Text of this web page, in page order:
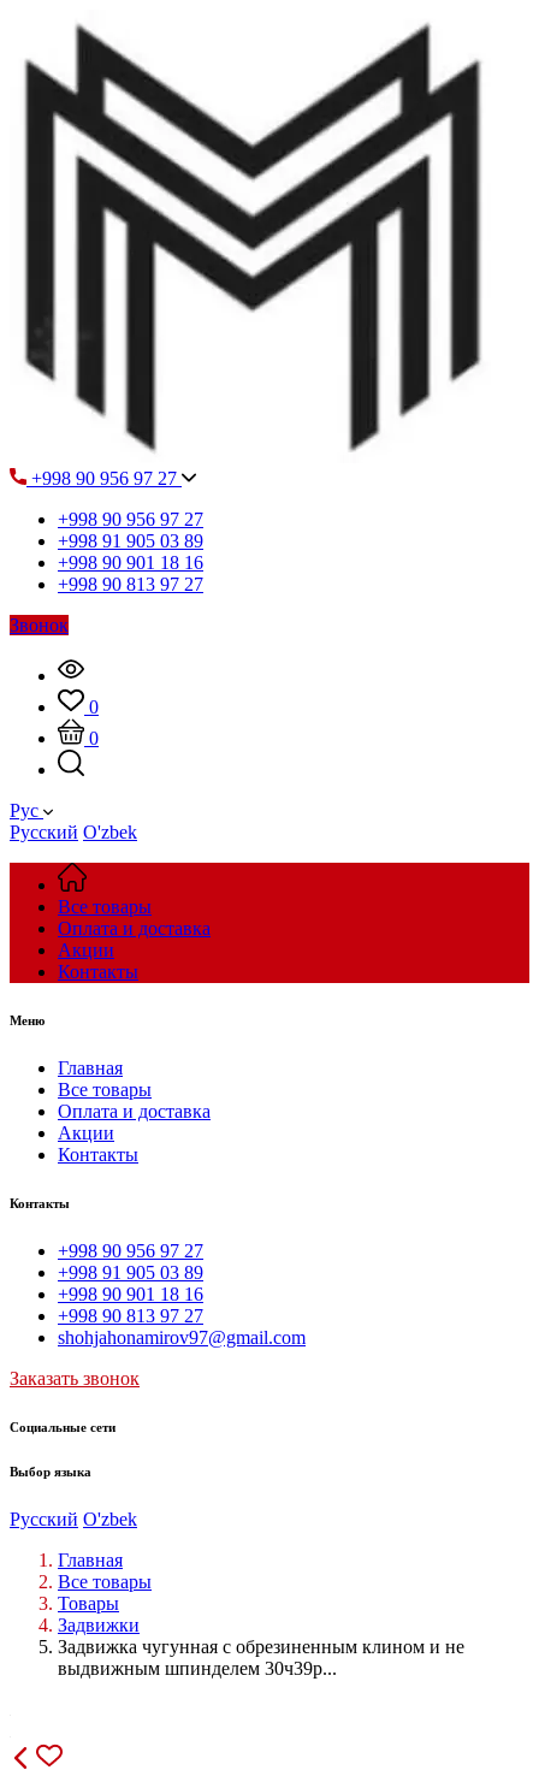
+998 90 956 97 27
+998 90 956 97 27
+998 91 905 03 89
+998 90 901 18 16
+998 90 813 97 27
Звонок
0
0
Рус
Русский O'zbek
Все товары
Оплата и доставка
Акции
Контакты
Меню
Главная
Все товары
Оплата и доставка
Акции
Контакты
Контакты
+998 90 956 97 27
+998 91 905 03 89
+998 90 901 18 16
+998 90 813 97 27
shohjahonamirov97@gmail.com
Заказать звонок
Социальные сети
Выбор языка
Русский O'zbek
Главная
Все товары
Товары
Задвижки
Задвижка чугунная с обрезиненным клином и не
выдвижным шпинделем 30ч39р...